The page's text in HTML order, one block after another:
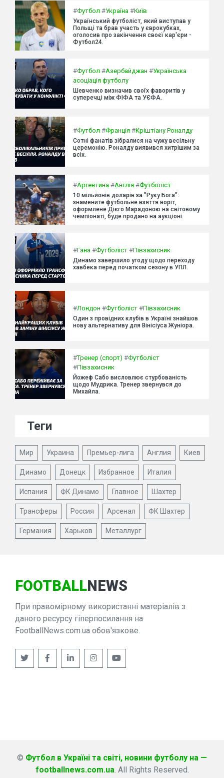
#Футбол #Україна #Київ
Український футболіст, який виступав у
Польщі та брав участь у єврокубках,
оголосив про закінчення своєї кар'єри -
Футбол24.
#Футбол #Азербайджан #Українська
асоціація футболу
Шевченко визначив своїх фаворитів у
суперечці між ФІФА та УЄФА.
#Футбол #Франція #Кріштіану Роналду
Сотні фанатів зібралися на чужу весільну
церемонію. Роналду виявився хитрішим за
всіх.
#Аргентина #Англія #Футболіст
10 мільйонів доларів за "Руку Бога":
знамените футбольне взяття воріт,
оформлене Дієго Марадоною на світовому
чемпіонаті, буде продано на аукціоні.
#Гана #Футболіст #Півзахисник
Динамо завершило угоду щодо переходу
хавбека перед початком сезону в УПЛ.
#Лондон #Футболіст #Півзахисник
Один з провідних клубів в Україні знайшов
нову альтернативу для Вінісіуса Жуніора.
#Тренер (спорт) #Футболіст
#Півзахисник
Йожеф Сабо висловлює стурбованість
щодо Мудрика. Тренер звернувся до
Михайла.
Теги
Мир Украина Премьер-лига Англия Киев
Динамо Донецк Избранное Италия
Испания ФК Динамо Главное Шахтер
Трансферы Россия Арсенал ФК Шахтер
Германия Харьков Металлург
FOOTBALLNEWS
При правомірному використанні матеріалів з
даного ресурсу гіперпосилання на
FootballNews.com.ua обов'язкове.
© Футбол в Україні та світі, новини футболу на —
footballnews.com.ua. All Rights Reserved.